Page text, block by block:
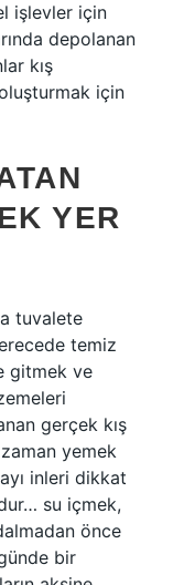
işlevler için
depolanan
kış
için
YER
tuvalete
temiz
gitmek ve
gerçek kış
yemek
inleri dikkat
su içmek,
önce
bir